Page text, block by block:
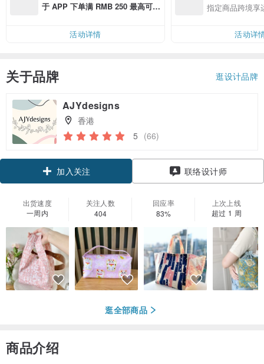
于 APP 下单满 RMB 250 最高可折
活动详情
指定商品跨境享
活动详
关于品牌 逛设计品牌
AJYdesigns
香港
5 (66)
加入关注 联络设计师
出货速度
一周内
关注人数
404
回应率
83%
上次上线
超过 1 周
逛全部商品
商品介绍